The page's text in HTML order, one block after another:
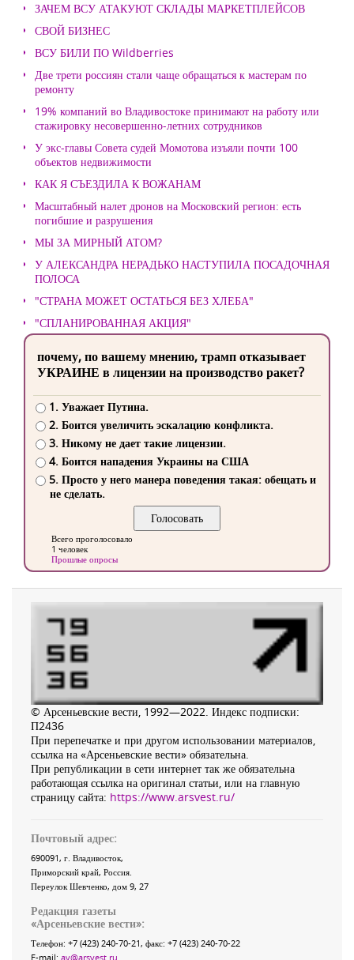
ЗАЧЕМ ВСУ АТАКУЮТ СКЛАДЫ МАРКЕТПЛЕЙСОВ
СВОЙ БИЗНЕС
ВСУ БИЛИ ПО Wildberries
Две трети россиян стали чаще обращаться к мастерам по
ремонту
19% компаний во Владивостоке принимают на работу или
стажировку несовершенно-летних сотрудников
У экс-главы Совета судей Момотова изъяли почти 100
объектов недвижимости
КАК Я СЪЕЗДИЛА К ВОЖАНАМ
Масштабный налет дронов на Московский регион: есть
погибшие и разрушения
МЫ ЗА МИРНЫЙ АТОМ?
У АЛЕКСАНДРА НЕРАДЬКО НАСТУПИЛА ПОСАДОЧНАЯ
ПОЛОСА
"СТРАНА МОЖЕТ ОСТАТЬСЯ БЕЗ ХЛЕБА"
"СПЛАНИРОВАННАЯ АКЦИЯ"
почему, по вашему мнению, трамп отказывает
УКРАИНЕ в лицензии на производство ракет?
1. Уважает Путина.
2. Боится увеличить эскалацию конфликта.
3. Никому не дает такие лицензии.
4. Боится нападения Украины на США
5. Просто у него манера поведения такая: обещать и
не сделать.
Всего проголосовало
1 человек
Прошлые опросы
© Арсеньевские вести, 1992—2022. Индекс подписки:
П2436
При перепечатке и при другом использовании материалов,
ссылка на «Арсеньевские вести» обязательна.
При републикации в сети интернет так же обязательна
работающая ссылка на оригинал статьи, или на главную
страницу сайта: https://www.arsvest.ru/
Почтовый адрес:
690091, г. Владивосток,
Приморский край, Россия.
Переулок Шевченко, дом 9, 27
Редакция газеты
«Арсеньевские вести»:
Телефон: +7 (423) 240-70-21, факс: +7 (423) 240-70-22
E-mail: av@arsvest.ru